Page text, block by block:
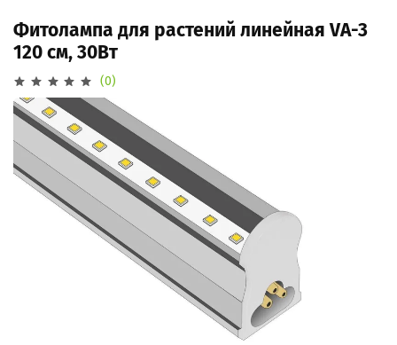
Фитолампа для растений линейная VA-3
120 см, 30Вт
(0)